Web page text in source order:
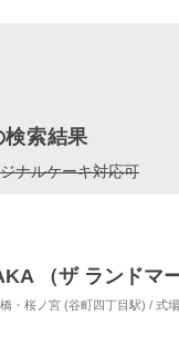
索結果
ナルケーキ対応可
（ザ ランドマ
ノ宮 (谷町四丁目駅) / 式場・ゲストハウス